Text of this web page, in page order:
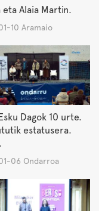
eta Alaia Martin.
10 Aramaio
Dagok 10 urte.
estatusera.
06 Ondarroa